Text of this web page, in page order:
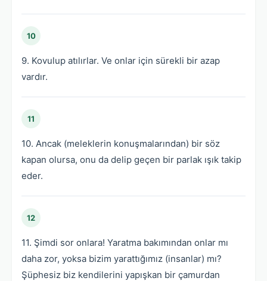
10
9. Kovulup atılırlar. Ve onlar için sürekli bir azap
vardır.
11
10. Ancak (meleklerin konuşmalarından) bir söz
kapan olursa, onu da delip geçen bir parlak ışık takip
eder.
12
11. Şimdi sor onlara! Yaratma bakımından onlar mı
daha zor, yoksa bizim yarattığımız (insanlar) mı?
Şüphesiz biz kendilerini yapışkan bir çamurdan